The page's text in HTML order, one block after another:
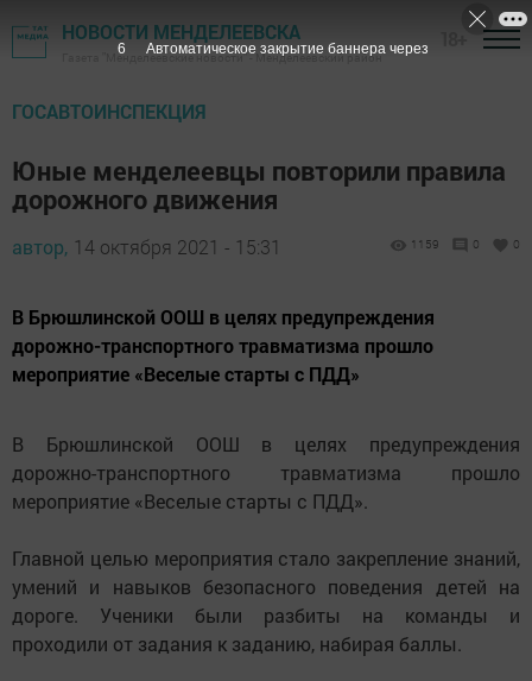
НОВОСТИ МЕНДЕЛЕЕВСКА
Газета "Менделеевские новости" - Менделеевский район
ГОСАВТОИНСПЕКЦИЯ
Юные менделеевцы повторили правила
дорожного движения
автор, 14 октября 2021 - 15:31 1159 0 0
В Брюшлинской ООШ в целях предупреждения
дорожно-транспортного травматизма прошло
мероприятие «Веселые старты с ПДД»
В Брюшлинской ООШ в целях предупреждения
дорожно-транспортного травматизма прошло
мероприятие «Веселые старты с ПДД».
Главной целью мероприятия стало закрепление знаний,
умений и навыков безопасного поведения детей на
дороге. Ученики были разбиты на команды и
проходили от задания к заданию, набирая баллы.
5 Автоматическое закрытие баннера через